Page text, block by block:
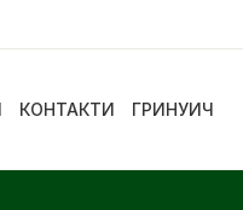
КОНТАКТИ ГРИНУИЧ